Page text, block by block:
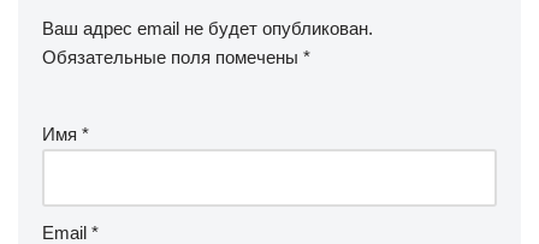
Ваш адрес email не будет опубликован.
Обязательные поля помечены *
Имя *
Email *